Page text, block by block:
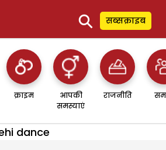
⚲ सब्सक्राइब
क्राइम
आपकी
समस्याएं
राजनीति
dance